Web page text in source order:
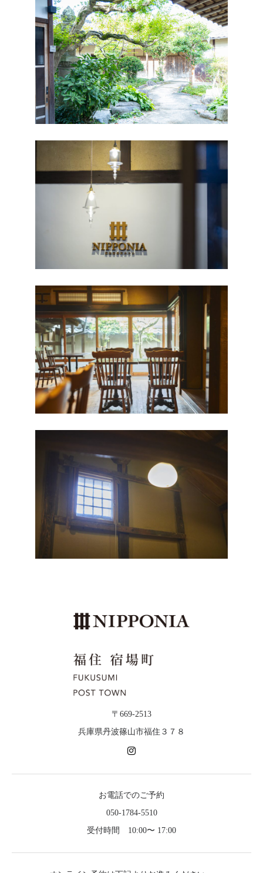
〒669-2513
兵庫県丹波篠山市福住３７８
お電話でのご予約
050-1784-5510
受付時間 10:00〜 17:00